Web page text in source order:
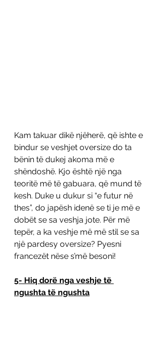
Kam takuar dikë njëherë, që ishte e
bindur se veshjet oversize do ta
bënin të dukej akoma më e
shëndoshë. Kjo është një nga
teoritë më të gabuara, që mund të
kesh. Duke u dukur si “e futur në
thes”, do japësh idenë se ti je më e
dobët se sa veshja jote. Për më
tepër, a ka veshje më më stil se sa
një pardesy oversize? Pyesni
francezët nëse s’më besoni!
5- Hiq dorë nga veshje të
ngushta të ngushta